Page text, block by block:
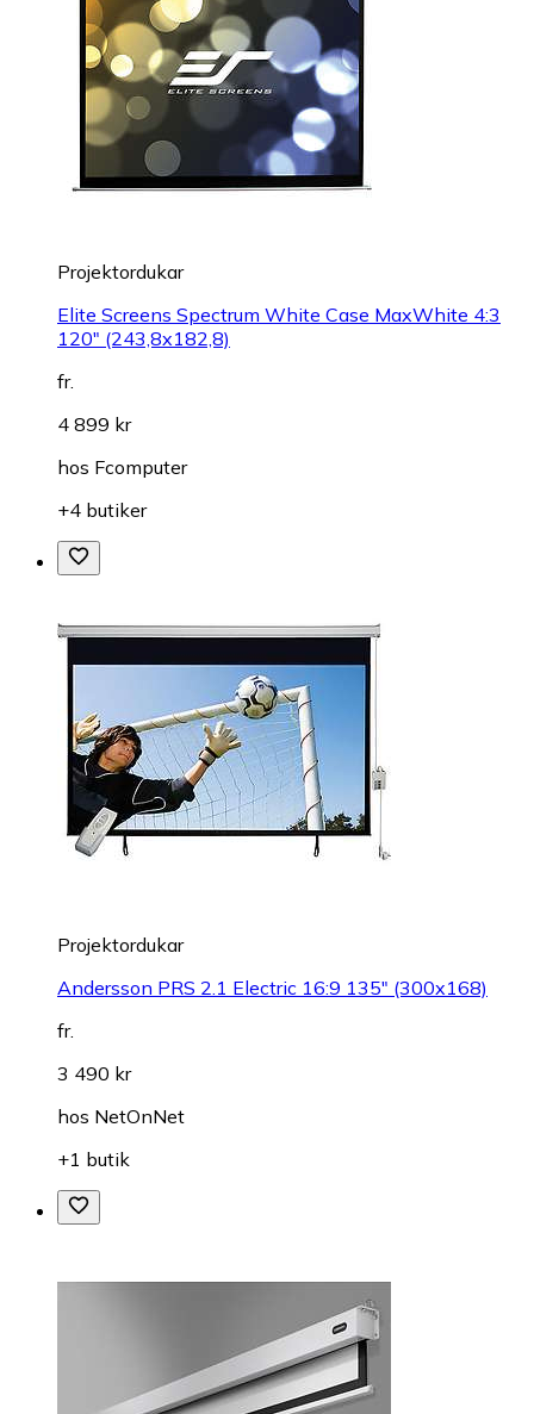
Projektordukar
Elite Screens Spectrum White Case MaxWhite 4:3
120" (243,8x182,8)
fr.
4 899 kr
hos Fcomputer
+4 butiker
Projektordukar
Andersson PRS 2.1 Electric 16:9 135" (300x168)
fr.
3 490 kr
hos NetOnNet
+1 butik